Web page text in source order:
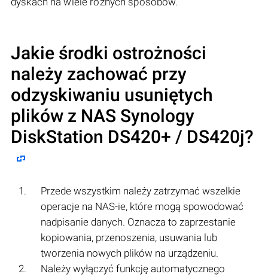
Jakie środki ostrożności
należy zachować przy
odzyskiwaniu usuniętych
plików z NAS Synology
DiskStation DS420+ / DS420j?
Przede wszystkim należy zatrzymać wszelkie
operacje na NAS-ie, które mogą spowodować
nadpisanie danych. Oznacza to zaprzestanie
kopiowania, przenoszenia, usuwania lub
tworzenia nowych plików na urządzeniu.
Należy wyłączyć funkcję automatycznego